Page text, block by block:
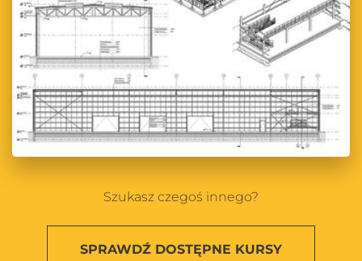
Szukasz czegoś innego?
SPRAWDŹ DOSTĘPNE KURSY